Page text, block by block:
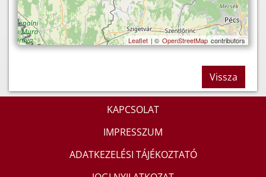
Leaflet | © OpenStreetMap contributors
Vissza
KAPCSOLAT
IMPRESSZUM
ADATKEZELÉSI TÁJÉKOZTATÓ